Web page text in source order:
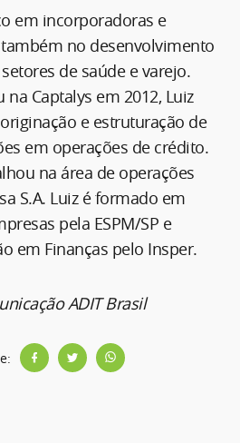
em incorporadoras e
no desenvolvimento
de saúde e varejo.
Captalys em 2012, Luiz
e estruturação de
em operações de crédito.
na área de operações
S.A. Luiz é formado em
pela ESPM/SP e
em Finanças pelo Insper.
ADIT Brasil